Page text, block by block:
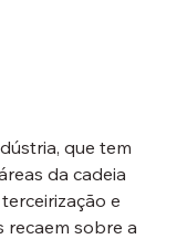
que tem
da cadeia
e
sobre a